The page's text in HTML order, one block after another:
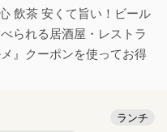
飲茶 安くて旨い！ビール
られる居酒屋・レストラ
』クーポンを使ってお得
ランチ